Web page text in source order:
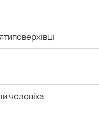
чоловіка